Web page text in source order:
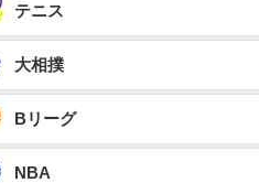
テニス
大相撲
Bリーグ
NBA